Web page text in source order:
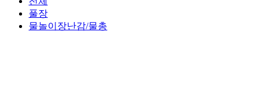
풀장
물놀이장난감/물총